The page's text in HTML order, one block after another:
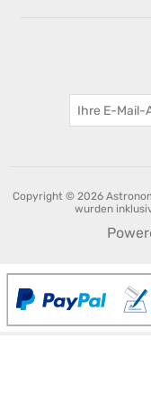
Copyright © 2026
wurden